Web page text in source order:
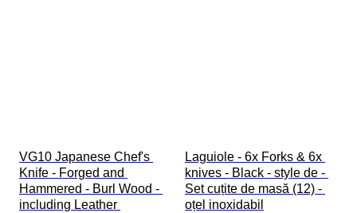
VG10 Japanese Chef's
Knife - Forged and
Hammered - Burl Wood -
including Leather
Laguiole - 6x Forks & 6x
knives - Black - style de -
Set cuțite de masă (12) -
oțel inoxidabil